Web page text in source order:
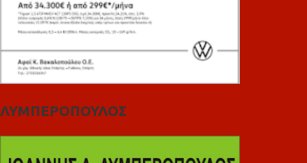
ΛΥΜΠΕΡΟΠΟΥΛΟΣ